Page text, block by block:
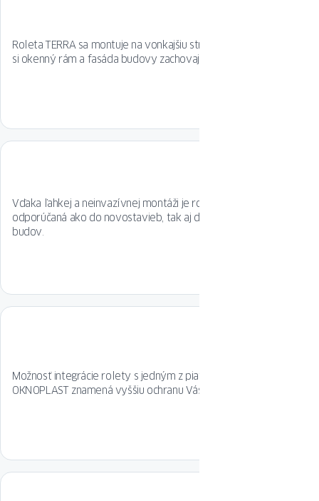
Roleta TERRA sa montuje na vonkajšiu stranu okna, vďaka čomu
si okenný rám a fasáda budovy zachovajú svoj štýl.
Vďaka ľahkej a neinvazívnej montáži je roleta TERRA
odporúčaná ako do novostavieb, tak aj do rekonštruovaných
budov.
Možnosť integrácie rolety s jedným z piatich balíkov SMART
OKNOPLAST znamená vyššiu ochranu Vášho domova.